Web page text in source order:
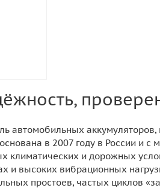
автомобильных
в 2007 году в России и
климатических и дорожных
и высоких вибрационных
простоев, частых циклов